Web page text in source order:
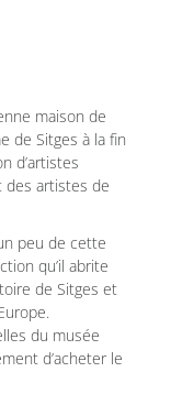
maison de
de Sitges à la fin
d’artistes
des artistes de
peu de cette
qu’il abrite
de Sitges et
du musée
d’acheter le